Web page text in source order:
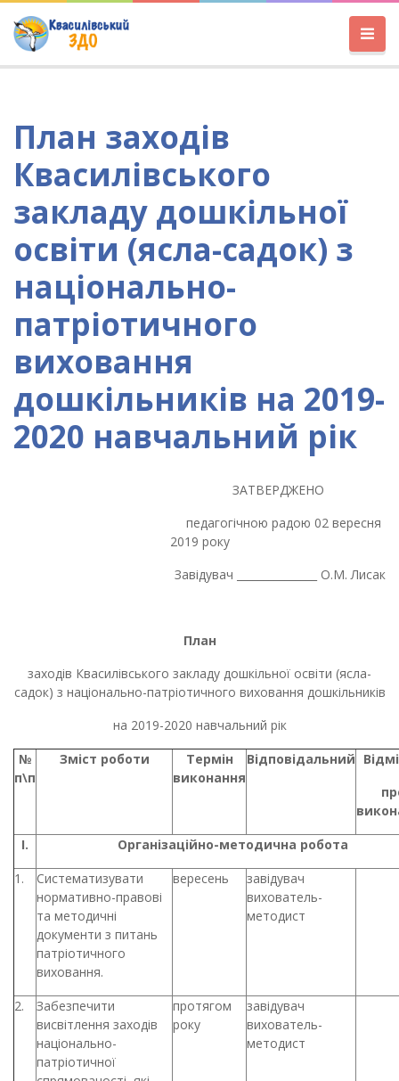
План заходів
Квасилівського
закладу дошкільної
освіти (ясла-садок) з
національно-
патріотичного
виховання
дошкільників на 2019-
2020 навчальний рік
ЗАТВЕРДЖЕНО
педагогічною радою 02 вересня
2019 року
Завідувач _______________ О.М. Лисак
План
заходів Квасилівського закладу дошкільної освіти (ясла-
садок) з національно-патріотичного виховання дошкільників
на 2019-2020 навчальний рік
№
п\п
Зміст роботи
Термін
виконання
Відповідальний
І.
Організаційно-методична робота
1.
Систематизувати
нормативно-правові
та методичні
документи з питань
патріотичного
виховання.
вересень
завідувач
вихователь-
методист
2.
Забезпечити
висвітлення заходів
національно-
патріотичної
протягом
року
завідувач
вихователь-
методист